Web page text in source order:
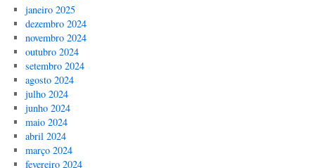
janeiro 2025
dezembro 2024
novembro 2024
outubro 2024
setembro 2024
agosto 2024
julho 2024
junho 2024
maio 2024
abril 2024
março 2024
fevereiro 2024